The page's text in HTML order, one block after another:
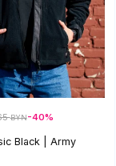
Black | Army
BYN-40%